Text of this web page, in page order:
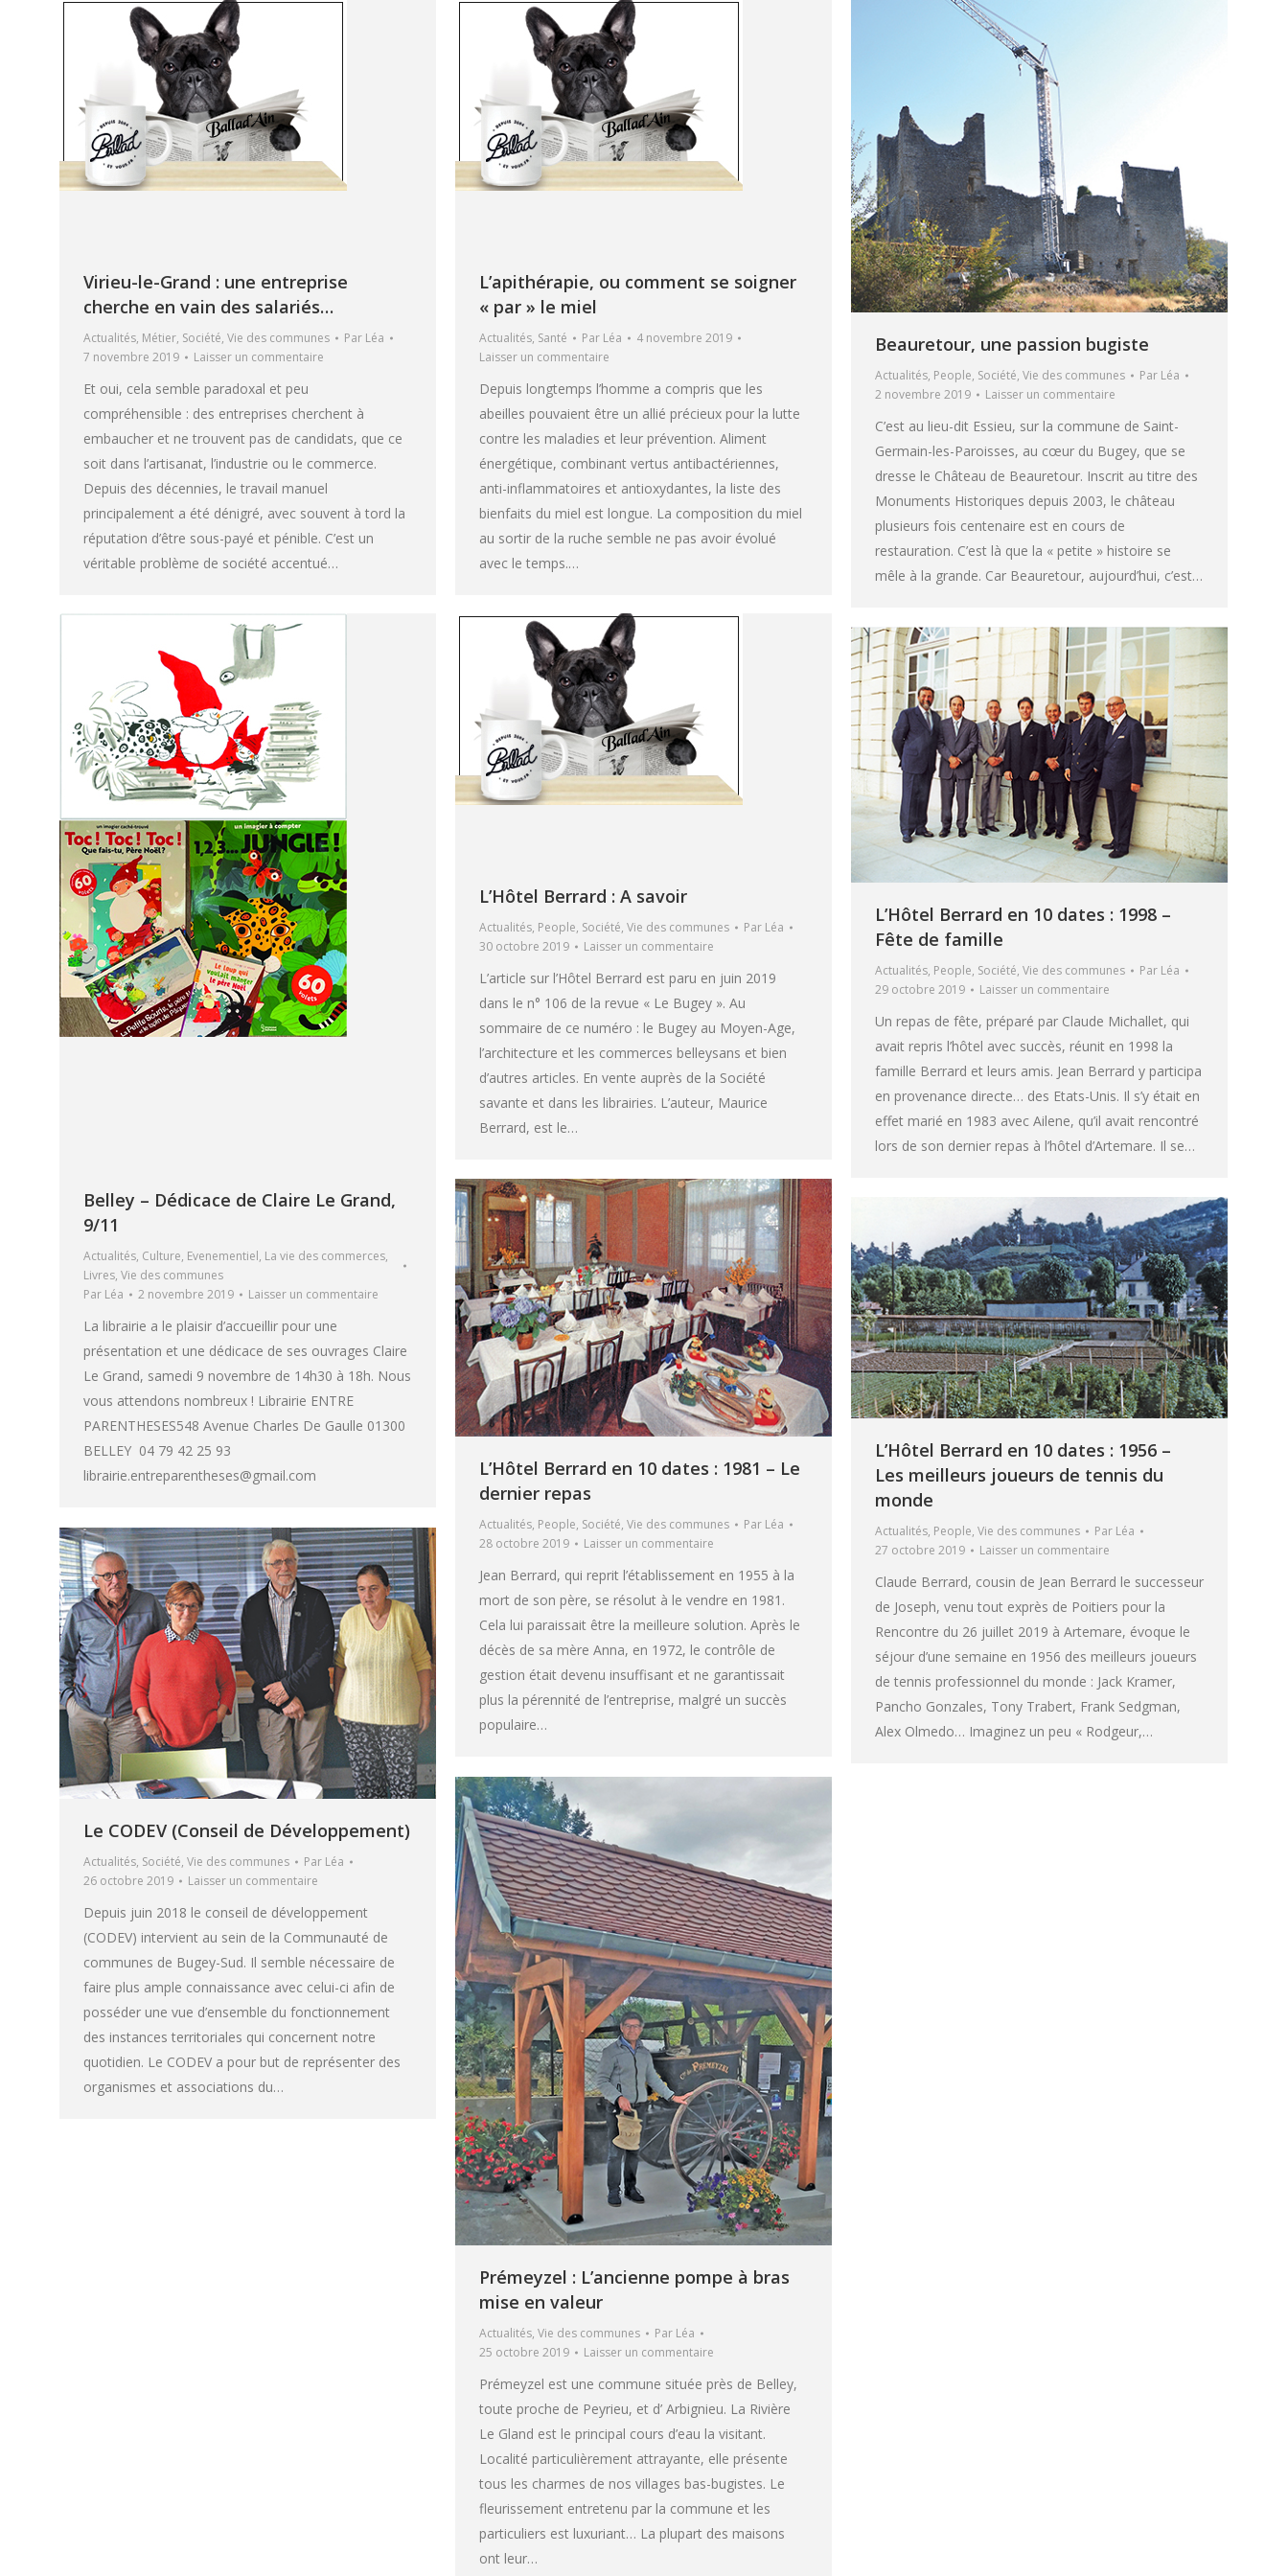
Virieu-le-Grand : une entreprise
cherche en vain des salariés…
Actualités, Métier, Société, Vie des communes Par Léa
7 novembre 2019
Laisser un commentaire
Et oui, cela semble paradoxal et peu
compréhensible : des entreprises cherchent à
embaucher et ne trouvent pas de candidats, que ce
soit dans l’artisanat, l’industrie ou le commerce.
Depuis des décennies, le travail manuel
principalement a été dénigré, avec souvent à tord la
réputation d’être sous-payé et pénible. C’est un
véritable problème de société accentué…
L’apithérapie, ou comment se soigner
« par » le miel
Actualités, Santé Par Léa
4 novembre 2019
Laisser un commentaire
Depuis longtemps l’homme a compris que les
abeilles pouvaient être un allié précieux pour la lutte
contre les maladies et leur prévention. Aliment
énergétique, combinant vertus antibactériennes,
anti-inflammatoires et antioxydantes, la liste des
bienfaits du miel est longue. La composition du miel
au sortir de la ruche semble ne pas avoir évolué
avec le temps.…
Beauretour, une passion bugiste
Actualités, People, Société, Vie des communes Par Léa
2 novembre 2019
Laisser un commentaire
C’est au lieu-dit Essieu, sur la commune de Saint-
Germain-les-Paroisses, au cœur du Bugey, que se
dresse le Château de Beauretour. Inscrit au titre des
Monuments Historiques depuis 2003, le château
plusieurs fois centenaire est en cours de
restauration. C’est là que la « petite » histoire se
mêle à la grande. Car Beauretour, aujourd’hui, c’est…
Belley – Dédicace de Claire Le Grand,
9/11
Actualités, Culture, Evenementiel, La vie des commerces,
Livres, Vie des communes
Par Léa 2 novembre 2019 Laisser un commentaire
La librairie a le plaisir d’accueillir pour une
présentation et une dédicace de ses ouvrages Claire
Le Grand, samedi 9 novembre de 14h30 à 18h. Nous
vous attendons nombreux ! Librairie ENTRE
PARENTHESES548 Avenue Charles De Gaulle 01300
BELLEY 04 79 42 25 93
librairie.entreparentheses@gmail.com
L’Hôtel Berrard : A savoir
Actualités, People, Société, Vie des communes Par Léa
30 octobre 2019
Laisser un commentaire
L’article sur l’Hôtel Berrard est paru en juin 2019
dans le n° 106 de la revue « Le Bugey ». Au
sommaire de ce numéro : le Bugey au Moyen-Age,
l’architecture et les commerces belleysans et bien
d’autres articles. En vente auprès de la Société
savante et dans les librairies. L’auteur, Maurice
Berrard, est le…
L’Hôtel Berrard en 10 dates : 1998 –
Fête de famille
Actualités, People, Société, Vie des communes Par Léa
29 octobre 2019
Laisser un commentaire
Un repas de fête, préparé par Claude Michallet, qui
avait repris l’hôtel avec succès, réunit en 1998 la
famille Berrard et leurs amis. Jean Berrard y participa
en provenance directe… des Etats-Unis. Il s’y était en
effet marié en 1983 avec Ailene, qu’il avait rencontré
lors de son dernier repas à l’hôtel d’Artemare. Il se…
L’Hôtel Berrard en 10 dates : 1981 – Le
dernier repas
Actualités, People, Société, Vie des communes Par Léa
28 octobre 2019
Laisser un commentaire
Jean Berrard, qui reprit l’établissement en 1955 à la
mort de son père, se résolut à le vendre en 1981.
Cela lui paraissait être la meilleure solution. Après le
décès de sa mère Anna, en 1972, le contrôle de
gestion était devenu insuffisant et ne garantissait
plus la pérennité de l’entreprise, malgré un succès
populaire…
L’Hôtel Berrard en 10 dates : 1956 –
Les meilleurs joueurs de tennis du
monde
Actualités, People, Vie des communes Par Léa
27 octobre 2019
Laisser un commentaire
Claude Berrard, cousin de Jean Berrard le successeur
de Joseph, venu tout exprès de Poitiers pour la
Rencontre du 26 juillet 2019 à Artemare, évoque le
séjour d’une semaine en 1956 des meilleurs joueurs
de tennis professionnel du monde : Jack Kramer,
Pancho Gonzales, Tony Trabert, Frank Sedgman,
Alex Olmedo… Imaginez un peu « Rodgeur,…
Le CODEV (Conseil de Développement)
Actualités, Société, Vie des communes Par Léa
26 octobre 2019
Laisser un commentaire
Depuis juin 2018 le conseil de développement
(CODEV) intervient au sein de la Communauté de
communes de Bugey-Sud. Il semble nécessaire de
faire plus ample connaissance avec celui-ci afin de
posséder une vue d’ensemble du fonctionnement
des instances territoriales qui concernent notre
quotidien. Le CODEV a pour but de représenter des
organismes et associations du…
Prémeyzel : L’ancienne pompe à bras
mise en valeur
Actualités, Vie des communes Par Léa
25 octobre 2019
Laisser un commentaire
Prémeyzel est une commune située près de Belley,
toute proche de Peyrieu, et d’ Arbignieu. La Rivière
Le Gland est le principal cours d’eau la visitant.
Localité particulièrement attrayante, elle présente
tous les charmes de nos villages bas-bugistes. Le
fleurissement entretenu par la commune et les
particuliers est luxuriant… La plupart des maisons
ont leur…